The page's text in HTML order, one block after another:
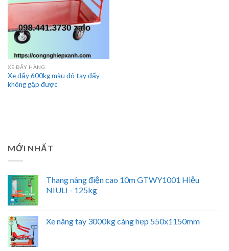
XE ĐẨY HÀNG
Xe đẩy 600kg màu đỏ tay đẩy
không gập được
MỚI NHẤT
Thang nâng điện cao 10m GTWY1001 Hiệu
NIULI - 125kg
Xe nâng tay 3000kg càng hẹp 550x1150mm